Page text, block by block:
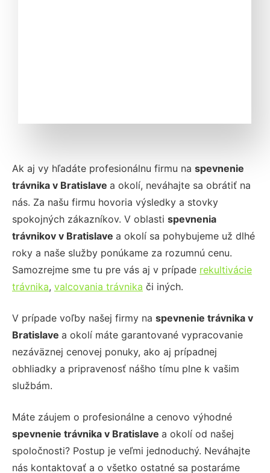
Ak aj vy hľadáte profesionálnu firmu na spevnenie
trávnika v Bratislave a okolí, neváhajte sa obrátiť na
nás. Za našu firmu hovoria výsledky a stovky
spokojných zákazníkov. V oblasti spevnenia
trávnikov v Bratislave a okolí sa pohybujeme už dlhé
roky a naše služby ponúkame za rozumnú cenu.
Samozrejme sme tu pre vás aj v prípade rekultivácie
trávnika, valcovania trávnika či iných.
V prípade voľby našej firmy na spevnenie trávnika v
Bratislave a okolí máte garantované vypracovanie
nezáväznej cenovej ponuky, ako aj prípadnej
obhliadky a pripravenosť nášho tímu plne k vašim
službám.
Máte záujem o profesionálne a cenovo výhodné
spevnenie trávnika v Bratislave a okolí od našej
spoločnosti? Postup je veľmi jednoduchý. Neváhajte
nás kontaktovať a o všetko ostatné sa postaráme